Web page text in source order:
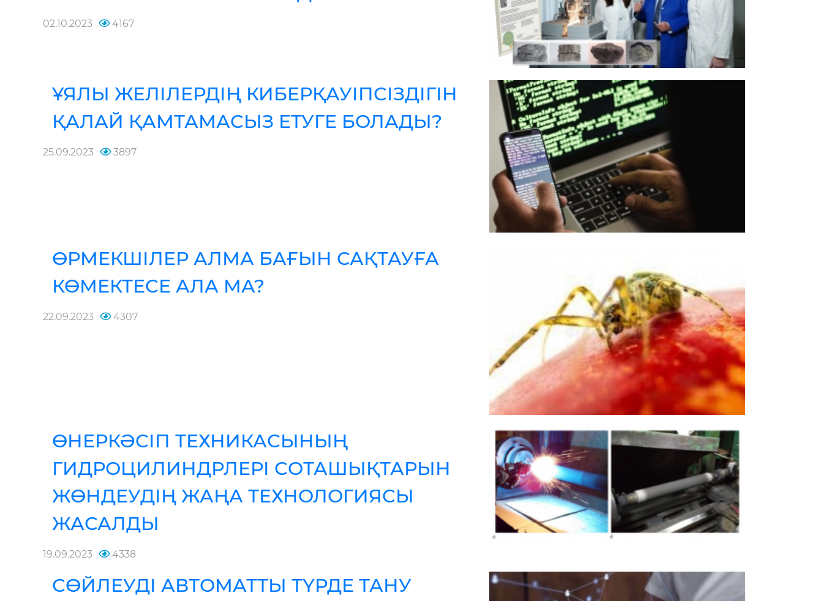
02.10.2023 4167
ҰЯЛЫ ЖЕЛІЛЕРДІҢ КИБЕРҚАУІПСІЗДІГІН
ҚАЛАЙ ҚАМТАМАСЫЗ ЕТУГЕ БОЛАДЫ?
25.09.2023 3897
ӨРМЕКШІЛЕР АЛМА БАҒЫН САҚТАУҒА
КӨМЕКТЕСЕ АЛА МА?
22.09.2023 4307
ӨНЕРКӘСІП ТЕХНИКАСЫНЫҢ
ГИДРОЦИЛИНДРЛЕРІ СОТАШЫҚТАРЫН
ЖӨНДЕУДІҢ ЖАҢА ТЕХНОЛОГИЯСЫ
ЖАСАЛДЫ
19.09.2023 4338
СӨЙЛЕУДІ АВТОМАТТЫ ТҮРДЕ ТАНУ